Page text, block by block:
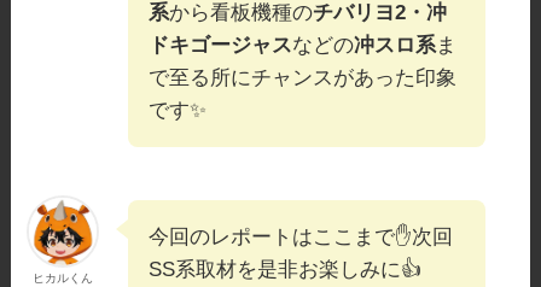
系から看板機種のチバリヨ2・冲
ドキゴージャスなどの冲スロ系ま
で至る所にチャンスがあった印象
です✨
ヒカルくん
今回のレポートはここまで✋次回
SS系取材を是非お楽しみに👍